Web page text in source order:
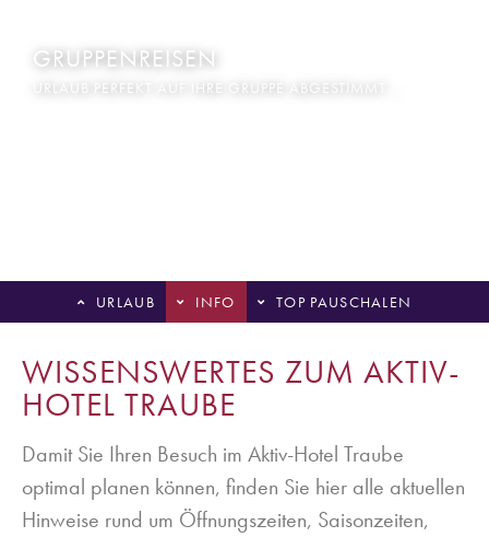
GRUPPENREISEN
URLAUB PERFEKT AUF IHRE GRUPPE ABGESTIMMT …
URLAUB INFO TOP PAUSCHALEN
WISSENSWERTES ZUM AKTIV-
HOTEL TRAUBE
Damit Sie Ihren Besuch im Aktiv-Hotel Traube
optimal planen können, finden Sie hier alle aktuellen
Hinweise rund um Öffnungszeiten, Saisonzeiten,